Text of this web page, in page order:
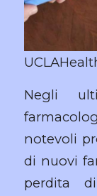
Negli
notevoli
di nuovi
perdita